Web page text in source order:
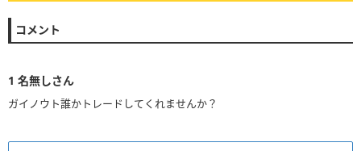
コメント
1 名無しさん
ガイノウト誰かトレードしてくれませんか？